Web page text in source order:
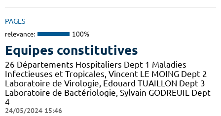
PAGES
relevance: 100%
Equipes constitutives
26 Départements Hospitaliers Dept 1 Maladies
Infectieuses et Tropicales, Vincent LE MOING Dept 2
Laboratoire de Virologie, Edouard TUAILLON Dept 3
Laboratoire de Bactériologie, Sylvain GODREUIL Dept
4
24/05/2024 15:46